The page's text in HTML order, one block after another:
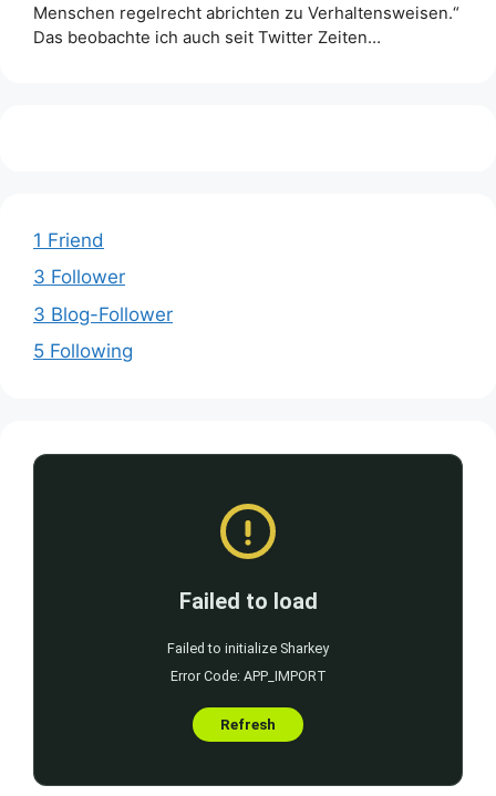
Menschen regelrecht abrichten zu Verhaltensweisen.“
Das beobachte ich auch seit Twitter Zeiten…
1 Friend
3 Follower
3 Blog-Follower
5 Following